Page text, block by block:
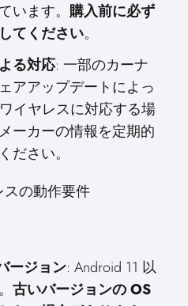
います。 購入前に必ず
てください。
る対応: 一部のカーナ
アアップデートによっ
イヤレスに対応する場
ーカーの情報を定期的
ださい。
スの動作要件
ージョン: Android 11 以
古いバージョンの OS